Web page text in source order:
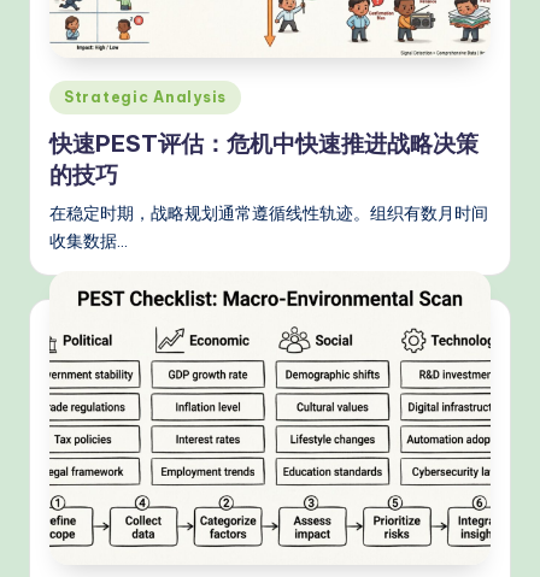
d
C
hi
n
e
s
e
P
r
o
v
e
n
Posted
in
Strategic Analysis
快速PEST评估：危机中快速推进战略决策
的技巧
在稳定时期，战略规划通常遵循线性轨迹。组织有数月时间
收集数据…